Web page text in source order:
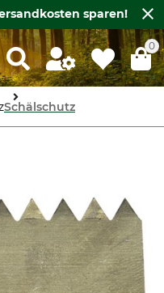
sparen!
0
Schälschutz